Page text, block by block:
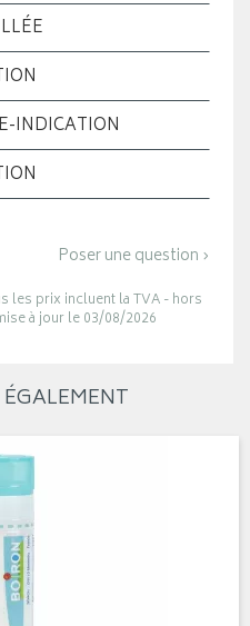
INDICATION
Poser une question ›
les prix incluent la TVA - hors
à jour le 03/08/2026